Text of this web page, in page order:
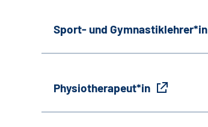
Sport- und Gymnastiklehrer*in
Physiotherapeut*in